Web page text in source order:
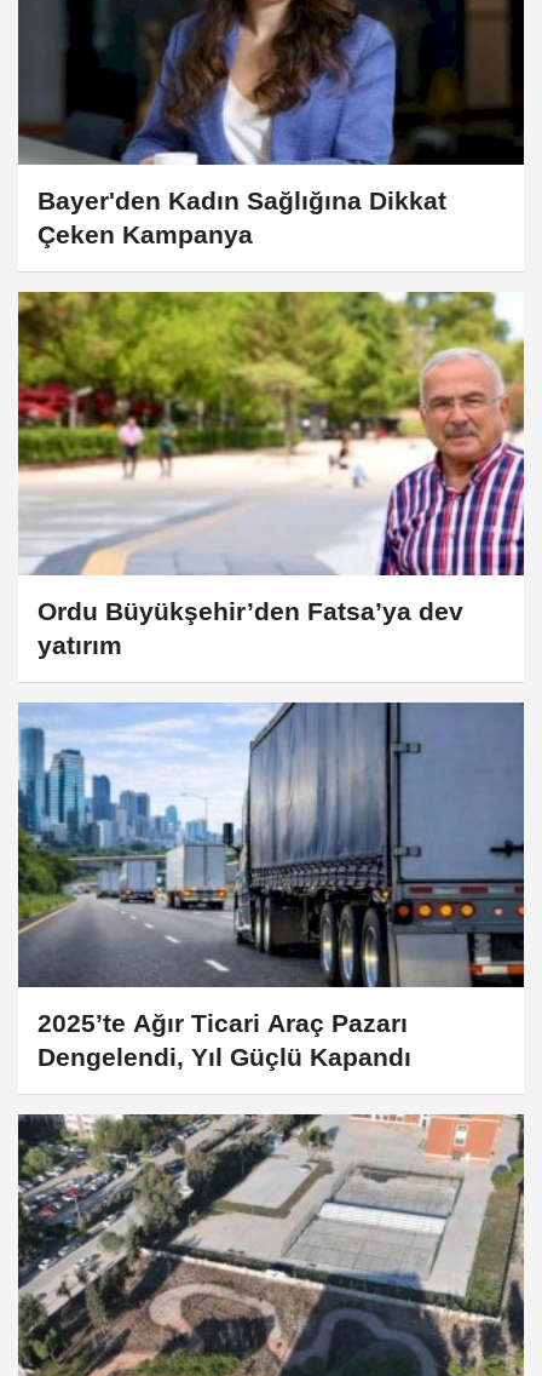
Bayer'den Kadın Sağlığına Dikkat
Çeken Kampanya
Ordu Büyükşehir’den Fatsa’ya dev
yatırım
2025’te Ağır Ticari Araç Pazarı
Dengelendi, Yıl Güçlü Kapandı ​​​​​​​